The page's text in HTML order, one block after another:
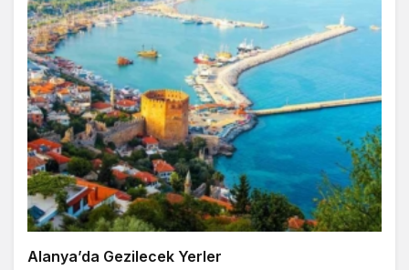
Alanya’da Gezilecek Yerler